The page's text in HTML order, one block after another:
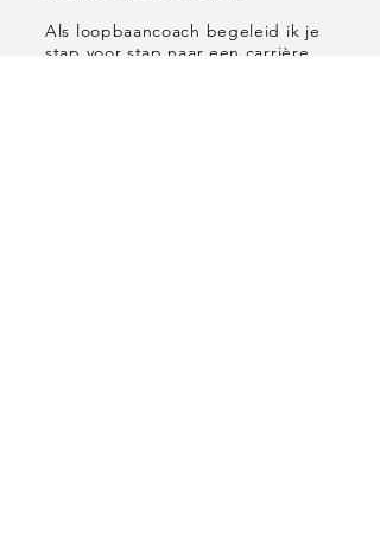
Als loopbaancoach begeleid ik je
stap voor stap naar een carrière